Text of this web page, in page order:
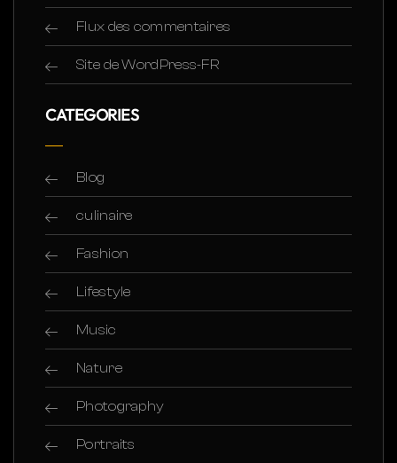
Flux des commentaires
Site de WordPress-FR
CATEGORIES
Blog
culinaire
Fashion
Lifestyle
Music
Nature
Photography
Portraits